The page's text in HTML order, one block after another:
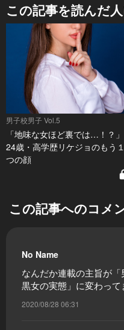
この記事を読んだ
男子校男子 Vol.5
「地味な女ほど裏では…！？」
24歳・高学歴リケジョのもう１
つの顔
この記事へのコメ
No Name
なんだか連載の主旨が
黒女の実態」に変わって
2020/08/28 06:31